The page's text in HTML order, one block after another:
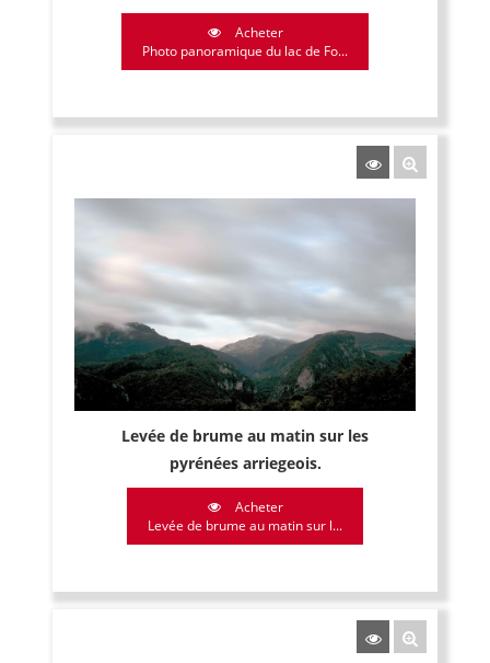
Acheter
Photo panoramique du lac de Fo...
Levée de brume au matin sur les
pyrénées arriegeois.
Acheter
Levée de brume au matin sur l...